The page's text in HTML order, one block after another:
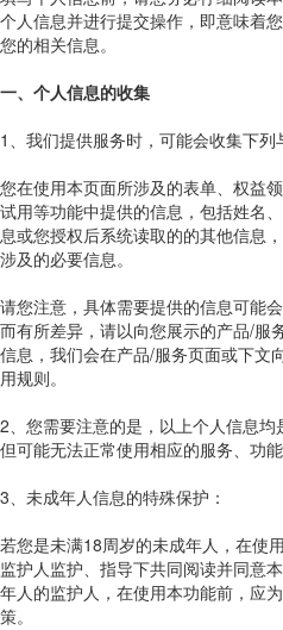
个人信息并进行提交操作，即意味着
您的相关信息。
一、个人信息的收集
1、我们提供服务时，可能会收集下列
您在使用本页面所涉及的表单、权益
试用等功能中提供的信息，包括姓名
息或您授权后系统读取的的其他信息
涉及的必要信息。
请您注意，具体需要提供的信息可能
而有所差异，请以向您展示的产品/服
信息，我们会在产品/服务页面或下文
用规则。
2、您需要注意的是，以上个人信息均
但可能无法正常使用相应的服务、功
3、未成年人信息的特殊保护：
若您是未满18周岁的未成年人，在使
监护人监护、指导下共同阅读并同意
年人的监护人，在使用本功能前，应
策。